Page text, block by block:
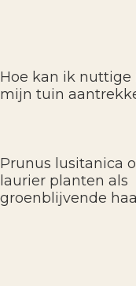
eigen appelboom.
appelbomen!
Hoe kan ik nuttige